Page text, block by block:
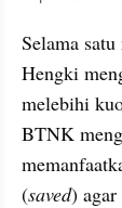
Selama
Hengki
melebihi
BTNK
(saved)